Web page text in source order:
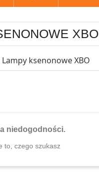
XBO
Lampy ksenonowe XBO
niedogodności.
to, czego szukasz